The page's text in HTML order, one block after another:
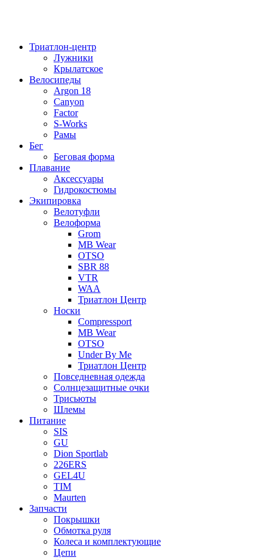
Триатлон-центр
Лужники
Крылатское
Велосипеды
Argon 18
Canyon
Factor
S-Works
Рамы
Бег
Беговая форма
Плавание
Аксессуары
Гидрокостюмы
Экипировка
Велотуфли
Велоформа
Grom
MB Wear
OTSO
SBR 88
VTR
WAA
Триатлон Центр
Носки
Compressport
MB Wear
OTSO
Under By Me
Триатлон Центр
Повседневная одежда
Солнцезащитные очки
Трисьюты
Шлемы
Питание
SIS
GU
Dion Sportlab
226ERS
GEL4U
TIM
Maurten
Запчасти
Покрышки
Обмотка руля
Колеса и комплектующие
Цепи